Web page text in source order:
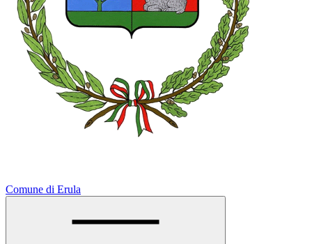
Comune di Erula